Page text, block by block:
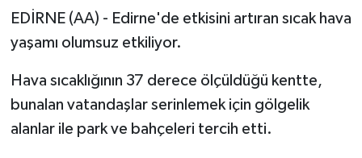
EDİRNE (AA) - Edirne'de etkisini artıran sıcak hava
yaşamı olumsuz etkiliyor.
Hava sıcaklığının 37 derece ölçüldüğü kentte,
bunalan vatandaşlar serinlemek için gölgelik
alanlar ile park ve bahçeleri tercih etti.